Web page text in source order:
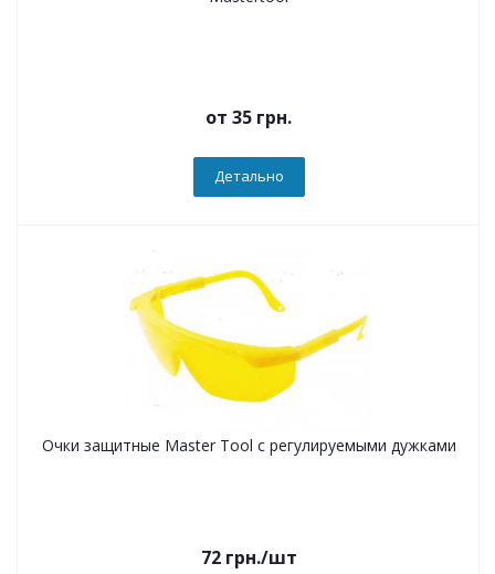
от 35 грн.
Детально
Очки защитные Master Tool с регулируемыми дужками
72грн./шт